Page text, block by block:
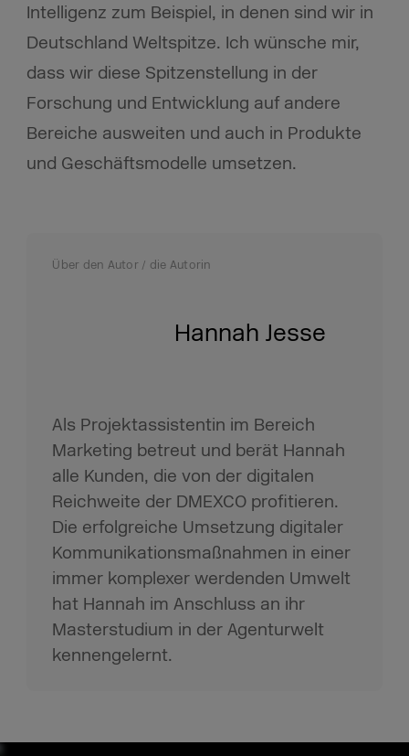
Intelligenz zum Beispiel, in denen sind wir in
Deutschland Weltspitze. Ich wünsche mir,
dass wir diese Spitzenstellung in der
Forschung und Entwicklung auf andere
Bereiche ausweiten und auch in Produkte
und Geschäftsmodelle umsetzen.
Über den Autor / die Autorin
Hannah Jesse
Als Projektassistentin im Bereich
Marketing betreut und berät Hannah
alle Kunden, die von der digitalen
Reichweite der DMEXCO profitieren.
Die erfolgreiche Umsetzung digitaler
Kommunikationsmaßnahmen in einer
immer komplexer werdenden Umwelt
hat Hannah im Anschluss an ihr
Masterstudium in der Agenturwelt
kennengelernt.